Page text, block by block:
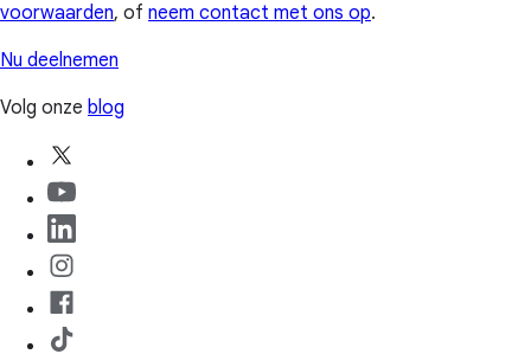
voorwaarden, of neem contact met ons op.
Nu deelnemen
Volg onze blog